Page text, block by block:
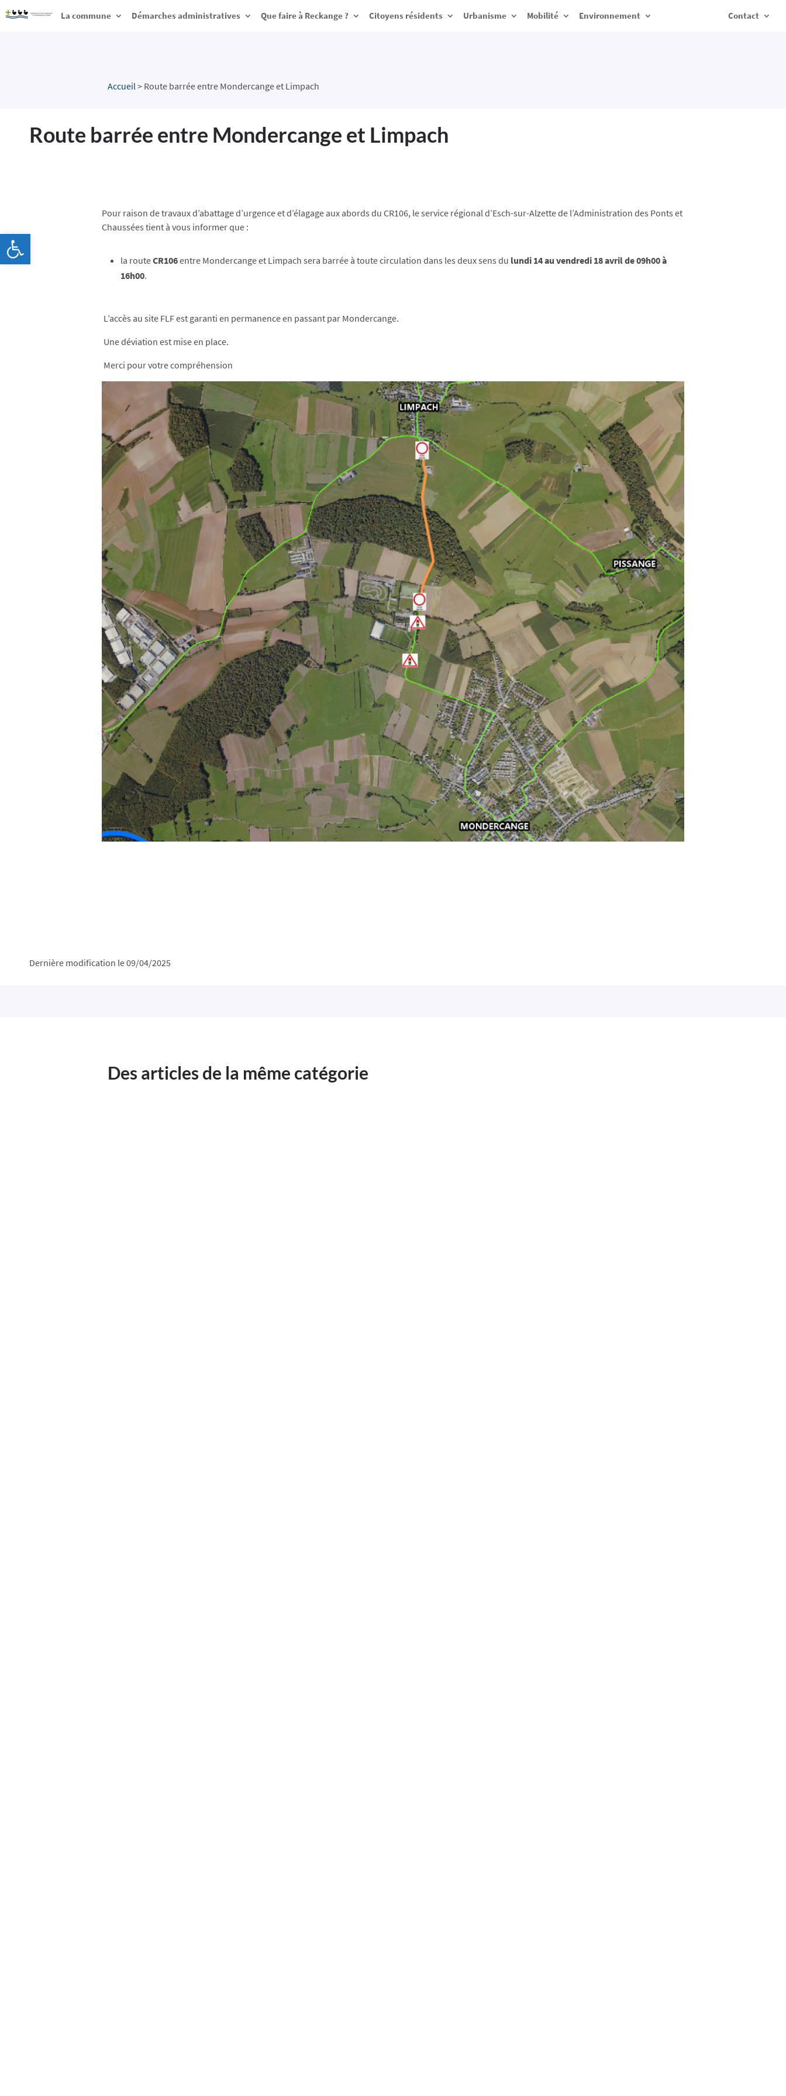
La commune Démarches administratives Que faire à Reckange ? Citoyens résidents Urbanisme Mobilité Environnement Contact
Accueil > Route barrée entre Mondercange et Limpach
Route barrée entre Mondercange et Limpach
Pour raison de travaux d’abattage d’urgence et d’élagage aux abords du CR106, le service régional d’Esch-sur-Alzette de l’Administration des Ponts et
Chaussées tient à vous informer que :
la routeCR106entre Mondercange et Limpach sera barrée à toute circulation dans les deux sens du lundi 14 au vendredi 18 avril de 09h00 à
16h00.
L’accès au site FLF est garanti en permanence en passant par Mondercange.
Une déviation est mise en place.
Merci pour votre compréhension
Dernière modification le 09/04/2025
Des articles de la même catégorie
Ouvrir la barre d’outils